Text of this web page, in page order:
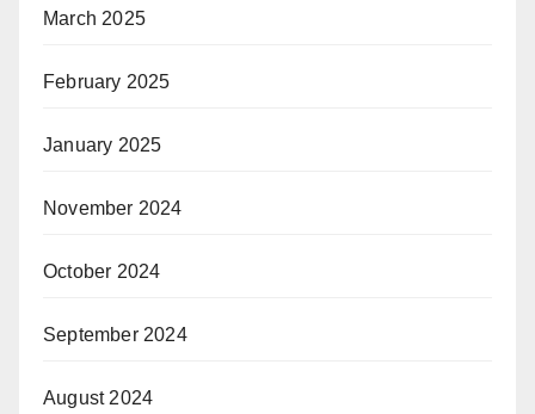
March 2025
February 2025
January 2025
November 2024
October 2024
September 2024
August 2024